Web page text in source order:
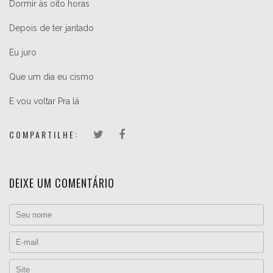
Dormir às oito horas
Depois de ter jantado
Eu juro
Que um dia eu cismo
E vou voltar Pra lá
COMPARTILHE:
DEIXE UM COMENTÁRIO